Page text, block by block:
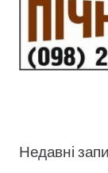
Недавні